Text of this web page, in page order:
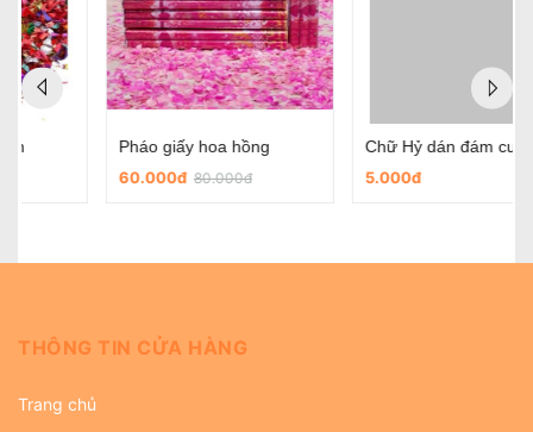
Chữ Hỷ dán đám cưới
Chữ hỷ nỉ tròn có sẵn keo dùng trong ngày cưới
THÔNG TIN CỬA HÀNG
Trang chủ